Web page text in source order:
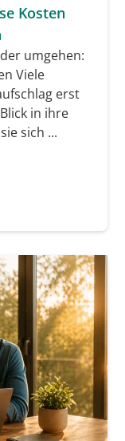
Kosten
umgehen:
Viele
erst
in ihre
sich ...